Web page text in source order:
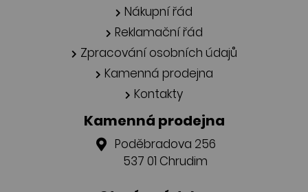
Nákupní řád
Reklamační řád
Zpracování osobních údajů
Kamenná prodejna
Kontakty
Kamenná prodejna
Poděbradova 256
537 01 Chrudim